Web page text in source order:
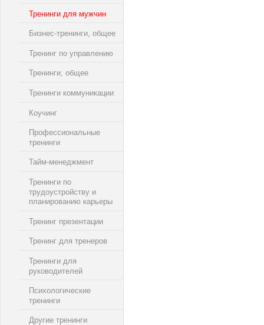
Тренинги для мужчин
Бизнес-тренинги, общее
Тренинг по управлению
Тренинги, общее
Тренинги коммуникации
Коучинг
Профессиональные
тренинги
Тайм-менеджмент
Тренинги по
трудоустройству и
планированию карьеры
Тренинг презентации
Тренинг для тренеров
Тренинги для
руководителей
Психологические
тренинги
Другие тренинги